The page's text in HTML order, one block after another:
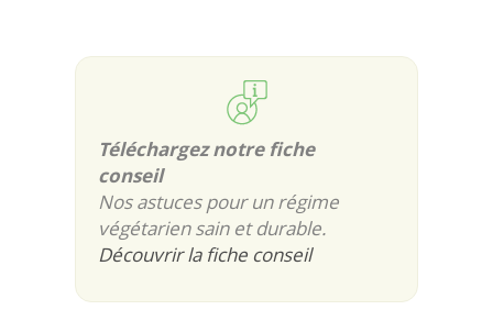
Téléchargez notre fiche
conseil
Nos astuces pour un régime
végétarien sain et durable.
Découvrir la fiche conseil